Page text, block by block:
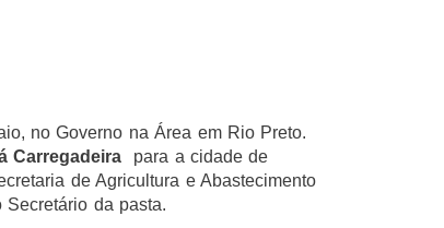
no Governo na Área em Rio Preto.
Carregadeira
para a cidade de
de Agricultura e Abastecimento
da pasta.